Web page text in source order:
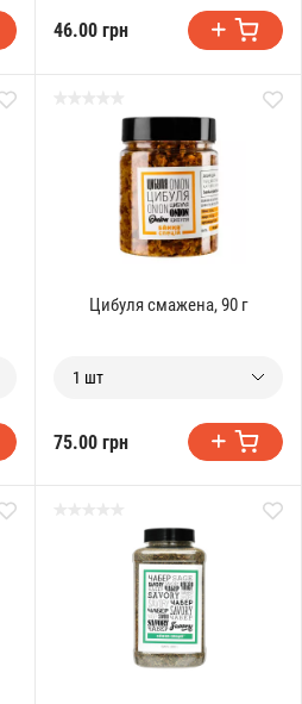
46.00 грн
Цибуля смажена, 90 г
1 шт
75.00 грн